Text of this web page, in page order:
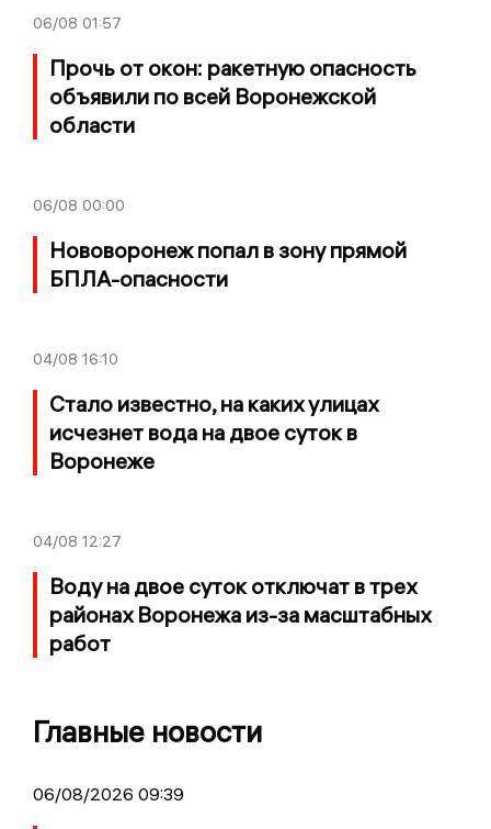
06/08 01:57
Прочь от окон: ракетную опасность
объявили по всей Воронежской
области
06/08 00:00
Нововоронеж попал в зону прямой
БПЛА-опасности
04/08 16:10
Стало известно, на каких улицах
исчезнет вода на двое суток в
Воронеже
04/08 12:27
Воду на двое суток отключат в трех
районах Воронежа из-за масштабных
работ
Главные новости
06/08/2026 09:39